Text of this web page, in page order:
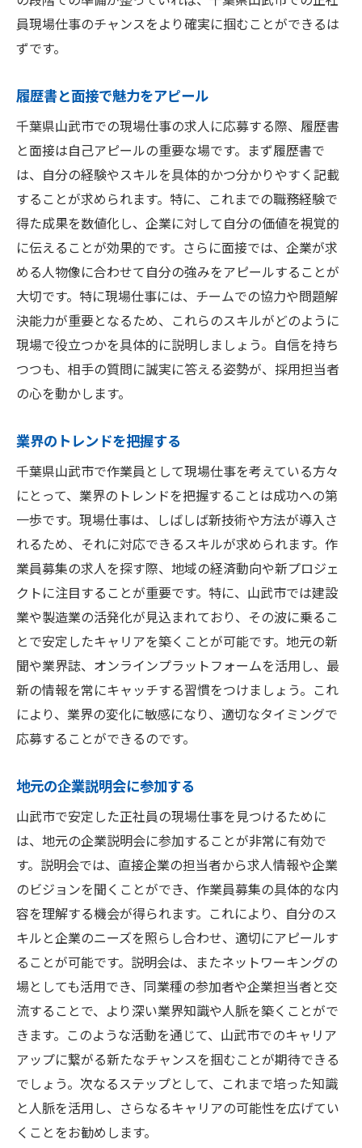
員現場仕事のチャンスをより確実に掴むことができるは
ずです。
履歴書と面接で魅力をアピール
千葉県山武市での現場仕事の求人に応募する際、履歴書
と面接は自己アピールの重要な場です。まず履歴書で
は、自分の経験やスキルを具体的かつ分かりやすく記載
することが求められます。特に、これまでの職務経験で
得た成果を数値化し、企業に対して自分の価値を視覚的
に伝えることが効果的です。さらに面接では、企業が求
める人物像に合わせて自分の強みをアピールすることが
大切です。特に現場仕事には、チームでの協力や問題解
決能力が重要となるため、これらのスキルがどのように
現場で役立つかを具体的に説明しましょう。自信を持ち
つつも、相手の質問に誠実に答える姿勢が、採用担当者
の心を動かします。
業界のトレンドを把握する
千葉県山武市で作業員として現場仕事を考えている方々
にとって、業界のトレンドを把握することは成功への第
一歩です。現場仕事は、しばしば新技術や方法が導入さ
れるため、それに対応できるスキルが求められます。作
業員募集の求人を探す際、地域の経済動向や新プロジェ
クトに注目することが重要です。特に、山武市では建設
業や製造業の活発化が見込まれており、その波に乗るこ
とで安定したキャリアを築くことが可能です。地元の新
聞や業界誌、オンラインプラットフォームを活用し、最
新の情報を常にキャッチする習慣をつけましょう。これ
により、業界の変化に敏感になり、適切なタイミングで
応募することができるのです。
地元の企業説明会に参加する
山武市で安定した正社員の現場仕事を見つけるために
は、地元の企業説明会に参加することが非常に有効で
す。説明会では、直接企業の担当者から求人情報や企業
のビジョンを聞くことができ、作業員募集の具体的な内
容を理解する機会が得られます。これにより、自分のス
キルと企業のニーズを照らし合わせ、適切にアピールす
ることが可能です。説明会は、またネットワーキングの
場としても活用でき、同業種の参加者や企業担当者と交
流することで、より深い業界知識や人脈を築くことがで
きます。このような活動を通じて、山武市でのキャリア
アップに繋がる新たなチャンスを掴むことが期待できる
でしょう。次なるステップとして、これまで培った知識
と人脈を活用し、さらなるキャリアの可能性を広げてい
くことをお勧めします。